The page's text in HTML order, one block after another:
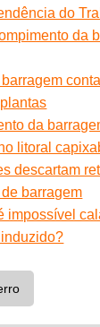
do
da
barragem
da
litoral
descartam
barragem
impossível